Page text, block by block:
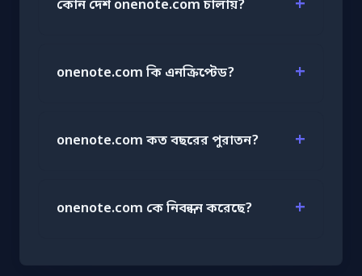
কোন দেশ onenote.com চালায়?
onenote.com কি এনক্রিপ্টেড?
onenote.com কত বছরের পুরাতন?
onenote.com কে নিবন্ধন করেছে?